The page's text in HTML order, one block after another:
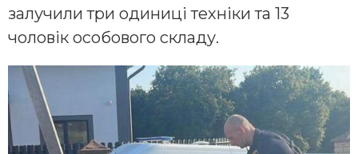
залучили три одиниці техніки та 13
чоловік особового складу.